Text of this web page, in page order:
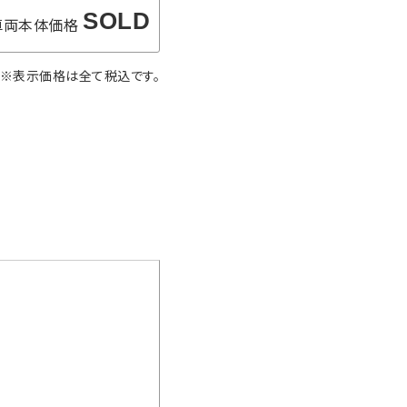
本体価格 SOLD
※表示価格は全て税込です。